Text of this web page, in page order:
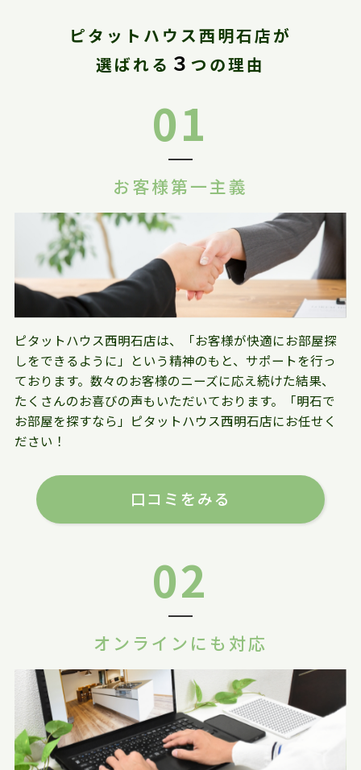
ピタットハウス西明石店が
選ばれる ３ つの理由
01
お客様第一主義
ピタットハウス西明石店は、「お客様が快適にお部屋探
しをできるように」という精神のもと、サポートを行っ
ております。数々のお客様のニーズに応え続けた結果、
たくさんのお喜びの声もいただいております。「明石で
お部屋を探すなら」ピタットハウス西明石店にお任せく
ださい！
口コミをみる
02
オンラインにも対応